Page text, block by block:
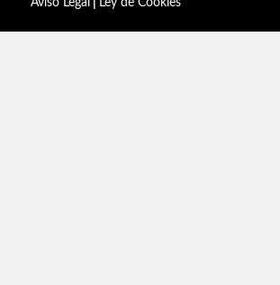
Aviso Legal
Ley de Cookies